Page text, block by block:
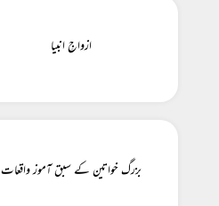
ازواجِ انبیا
بزرگ خواتین کے سبق آموز واقعات